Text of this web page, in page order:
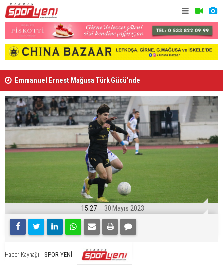
Emmanuel Ernest Mağusa Türk Gücü'nde
15:27 30 Mayıs 2023
Haber Kaynağı SPOR YENİ